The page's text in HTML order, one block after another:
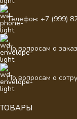
Телефон: +7 (999)
По вопросам о
По вопросам о
ТОВАРЫ